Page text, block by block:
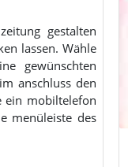
gestalten
Wähle
gewünschten
anschluss den
menüleiste des